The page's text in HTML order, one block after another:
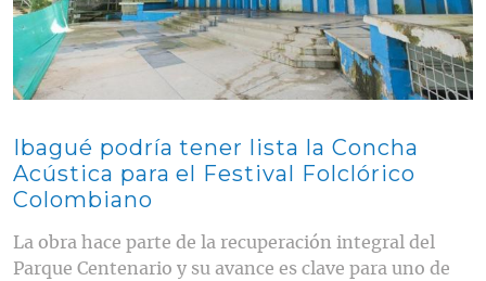
Ibagué podría tener lista la Concha
Acústica para el Festival Folclórico
Colombiano
La obra hace parte de la recuperación integral del
Parque Centenario y su avance es clave para uno de